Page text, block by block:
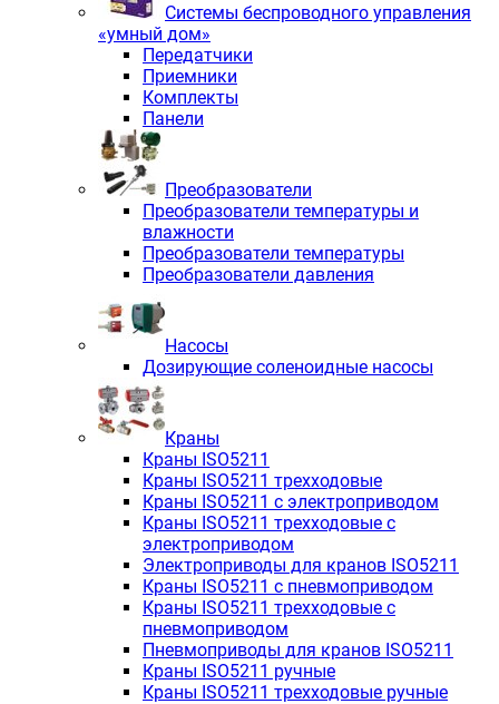
Системы беспроводного управления
«умный дом»
Передатчики
Приемники
Комплекты
Панели
Преобразователи
Преобразователи температуры и
влажности
Преобразователи температуры
Преобразователи давления
Насосы
Дозирующие соленоидные насосы
Краны
Краны ISO5211
Краны ISO5211 трехходовые
Краны ISO5211 с электроприводом
Краны ISO5211 трехходовые с
электроприводом
Электроприводы для кранов ISO5211
Краны ISO5211 с пневмоприводом
Краны ISO5211 трехходовые с
пневмоприводом
Пневмоприводы для кранов ISO5211
Краны ISO5211 ручные
Краны ISO5211 трехходовые ручные